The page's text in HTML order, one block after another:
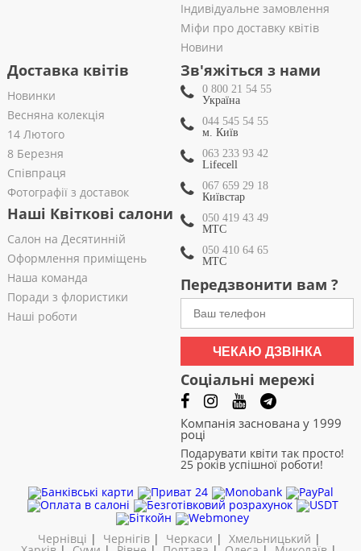
Індивідуальне замовлення
Міфи про доставку квітів
Новини
Доставка квітів
Новинки
Весняна колекція
14 Лютого
8 Березня
Співпраця
Фотографії з доставок
Наші Квіткові салони
Салон на Десятинній
Оформлення приміщень
Наша команда
Поради з флористики
Наші роботи
Зв'яжіться з нами
0 800 21 54 55
Україна
044 545 54 55
м. Київ
063 233 93 42
Lifecell
067 659 29 18
Київстар
050 419 43 49
МТС
050 410 64 65
МТС
Передзвонити вам ?
ЧЕКАЮ ДЗВІНКА
Соціальні мережі
Компанія заснована у 1999
році
Подарувати квіти так просто!
25 років успішної роботи!
Чернівці | Чернігів| Черкаси | Хмельницький |